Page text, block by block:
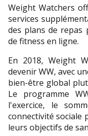
Weight Watchers
services
des plans de repas
de fitness en ligne.
En 2018, Weight
devenir WW, avec
bien-être global
Le programme
l'exercice, le
connectivité sociale
leurs objectifs de